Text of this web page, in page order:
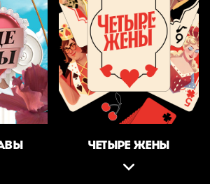
ЧЕТЫРЕ ЖЕНЫ